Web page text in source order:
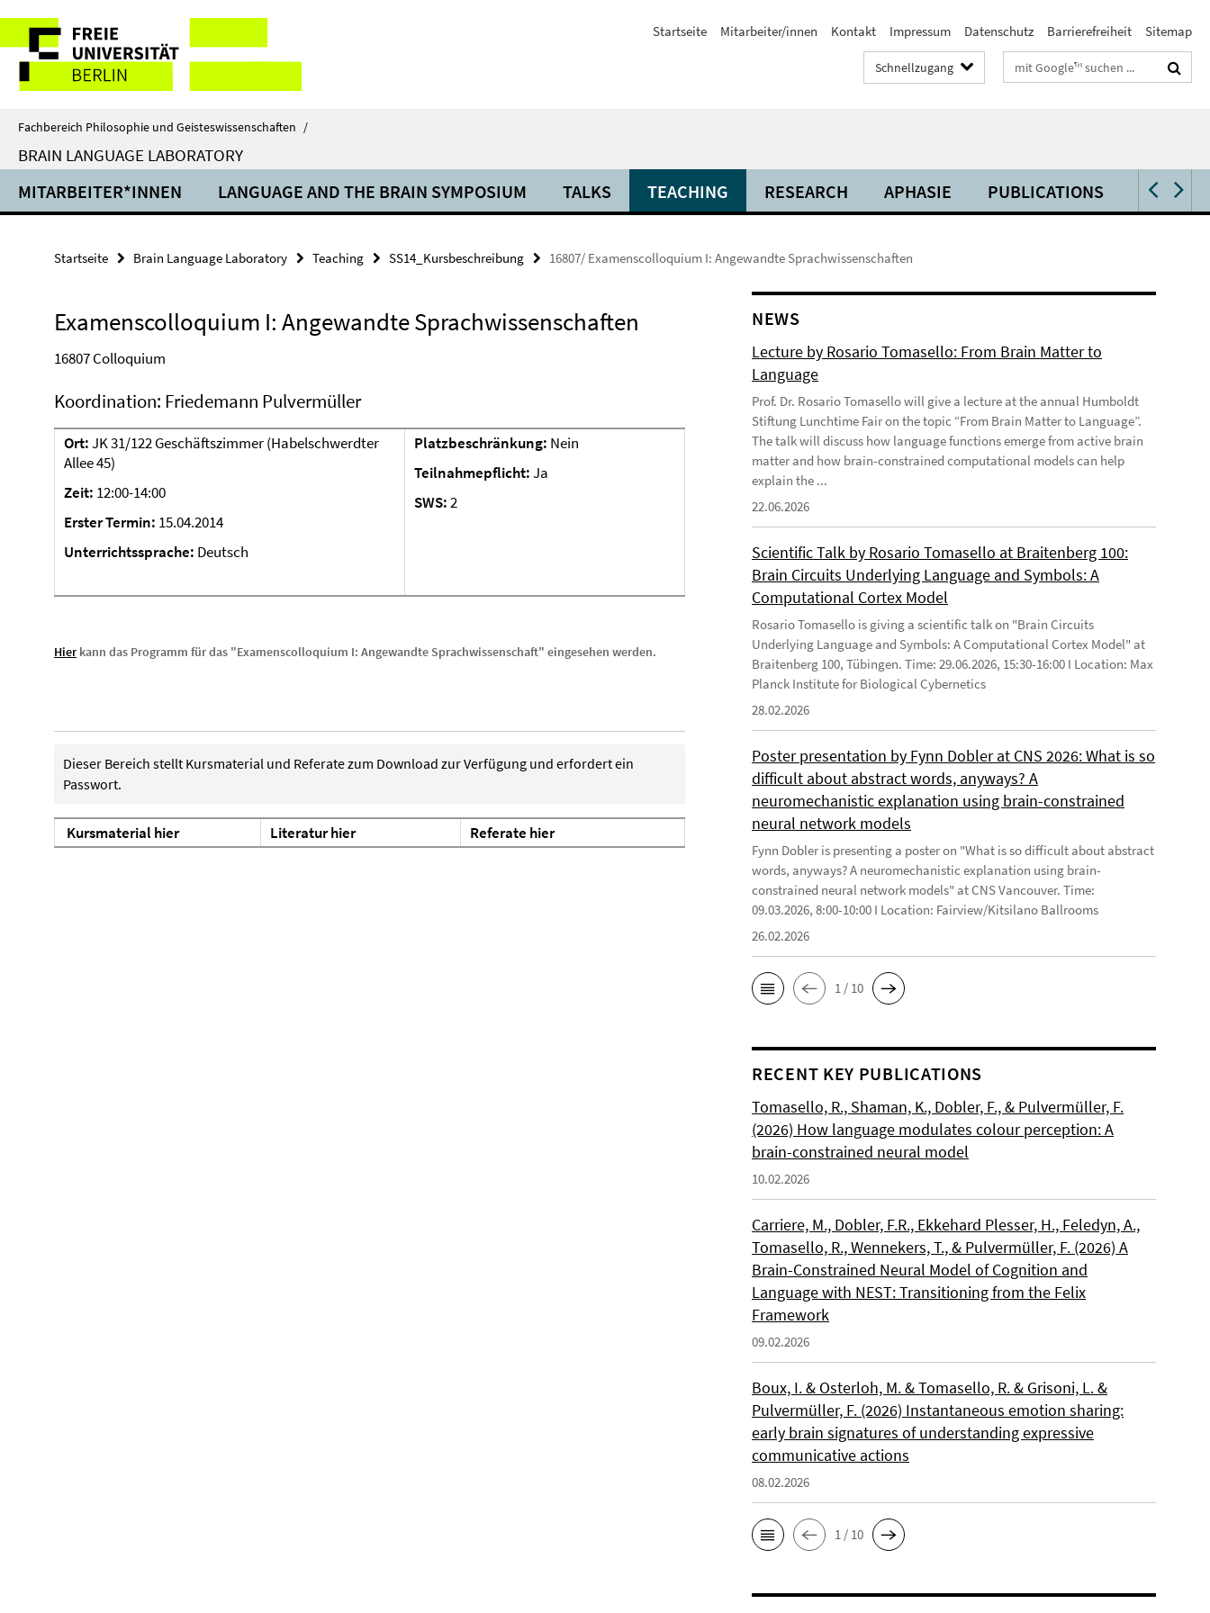
direkt
Inhalt
Service-
Navigation
Startseite Mitarbeiter/innen Kontakt Impressum Datenschutz Barrierefreiheit Sitemap
Schnellzugang Suchbegriffe
Fachbereich Philosophie und Geisteswissenschaften /
BRAIN LANGUAGE LABORATORY
MITARBEITER*INNEN LANGUAGE AND THE BRAIN SYMPOSIUM TALKS TEACHING RESEARCH APHASIE PUBLICATIONS VIDEOS
Startseite Brain Language Laboratory Teaching SS14_Kursbeschreibung 16807/ Examenscolloquium I: Angewandte Sprachwissenschaften
Examenscolloquium I: Angewandte Sprachwissenschaften
16807Colloquium
Koordination: Friedemann Pulvermüller
Ort:JK 31/122 Geschäftszimmer (Habelschwerdter
Allee 45)
Zeit: 12:00-14:00
Erster Termin: 15.04.2014
Unterrichtssprache: Deutsch
Platzbeschränkung: Nein
Teilnahmepflicht:Ja
SWS:2
Hierkann das Programm für das "Examenscolloquium I: Angewandte Sprachwissenschaft" eingesehen werden.
Dieser Bereich stellt Kursmaterial und Referate zum Download zur Verfügung und erfordert ein
Passwort.
Kursmaterial hier Literatur hier Referate hier
NEWS
Lecture by Rosario Tomasello: From Brain Matter to
Language
Prof. Dr. Rosario Tomasello will give a lecture at the annual Humboldt
Stiftung Lunchtime Fair on the topic “From Brain Matter to Language”.
The talk will discuss how language functions emerge from active brain
matter and how brain-constrained computational models can help
explain the ...
22.06.2026
Scientific Talk by Rosario Tomasello at Braitenberg 100:
Brain Circuits Underlying Language and Symbols: A
Computational Cortex Model
Rosario Tomasello is giving a scientific talk on "Brain Circuits
Underlying Language and Symbols: A Computational Cortex Model" at
Braitenberg 100, Tübingen. Time: 29.06.2026, 15:30-16:00 I Location: Max
Planck Institute for Biological Cybernetics
28.02.2026
Poster presentation by Fynn Dobler at CNS 2026: What is so
difficult about abstract words, anyways? A
neuromechanistic explanation using brain-constrained
neural network models
Fynn Dobler is presenting a poster on "What is so difficult about abstract
words, anyways? A neuromechanistic explanation using brain-
constrained neural network models" at CNS Vancouver. Time:
09.03.2026, 8:00-10:00 I Location: Fairview/Kitsilano Ballrooms
26.02.2026
1 / 10
RECENT KEY PUBLICATIONS
Tomasello, R., Shaman, K., Dobler, F., & Pulvermüller, F.
(2026) How language modulates colour perception: A
brain-constrained neural model
10.02.2026
Carriere, M., Dobler, F.R., Ekkehard Plesser, H., Feledyn, A.,
Tomasello, R., Wennekers, T., & Pulvermüller, F. (2026) A
Brain-Constrained Neural Model of Cognition and
Language with NEST: Transitioning from the Felix
Framework
09.02.2026
Boux, I. & Osterloh, M. & Tomasello, R. & Grisoni, L. &
Pulvermüller, F. (2026) Instantaneous emotion sharing:
early brain signatures of understanding expressive
communicative actions
08.02.2026
1 / 10